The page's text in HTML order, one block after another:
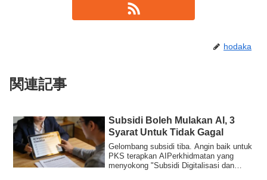
hodaka
関連記事
Subsidi Boleh Mulakan AI, 3
Syarat Untuk Tidak Gagal
Gelombang subsidi tiba. Angin baik untuk
PKS terapkan AIPerkhidmatan yang
menyokong "Subsidi Digitalisasi dan